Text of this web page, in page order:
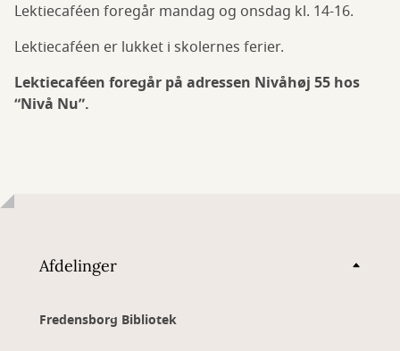
Lektiecaféen foregår mandag og onsdag kl. 14-16.
Lektiecaféen er lukket i skolernes ferier.
Lektiecaféen foregår på adressen Nivåhøj 55 hos
“Nivå Nu”.
Afdelinger
Fredensborg Bibliotek